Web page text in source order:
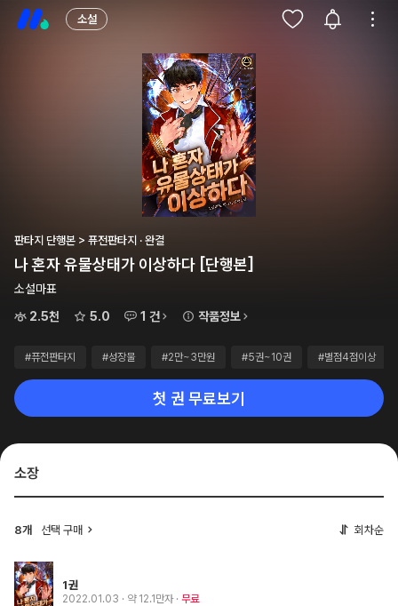
소설
판타지 단행본 > 퓨전판타지 · 완결
나 혼자 유물상태가 이상하다 [단행본]
소설마표
2.5천
5.0 1 건 작품정보
#퓨전판타지 #성장물 #2만~3만원 #5권~10권 #별점4점이상
첫 권 무료보기
소장
8개 선택 구매 회차순
1권
2022.01.03 · 약 12.1만자 무료